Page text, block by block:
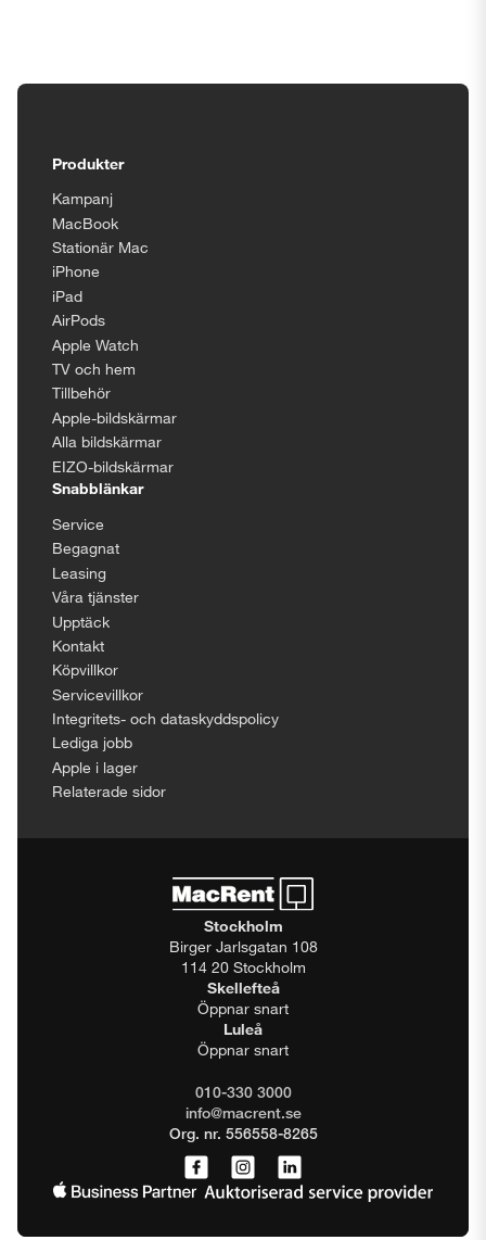
Produkter
Kampanj
MacBook
Stationär Mac
iPhone
iPad
AirPods
Apple Watch
TV och hem
Tillbehör
Apple-bildskärmar
Alla bildskärmar
EIZO-bildskärmar
Snabblänkar
Service
Begagnat
Leasing
Våra tjänster
Upptäck
Kontakt
Köpvillkor
Servicevillkor
Integritets- och dataskyddspolicy
Lediga jobb
Apple i lager
Relaterade sidor
Stockholm
Birger Jarlsgatan 108
114 20 Stockholm
Skellefteå
Öppnar snart
Luleå
Öppnar snart
010-330 3000
info@macrent.se
Org. nr. 556558-8265